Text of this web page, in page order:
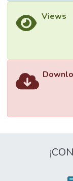
Views